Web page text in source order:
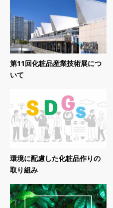
第11回化粧品産業技術展につ
いて
環境に配慮した化粧品作りの
取り組み